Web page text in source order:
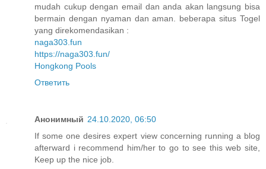
mudah cukup dengan email dan anda akan langsung bisa
bermain dengan nyaman dan aman. beberapa situs Togel
yang direkomendasikan :
naga303.fun
https://naga303.fun/
Hongkong Pools
Ответить
Анонимный 24.10.2020, 06:50
If some one desires expert view concerning running a blog
afterward i recommend him/her to go to see this web site,
Keep up the nice job.